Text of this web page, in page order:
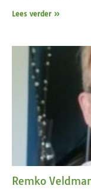
Lees verder »
Remko